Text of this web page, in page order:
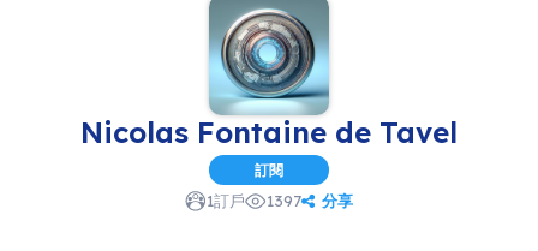
Nicolas Fontaine de Tavel
訂閱
1訂戶 1397 分享